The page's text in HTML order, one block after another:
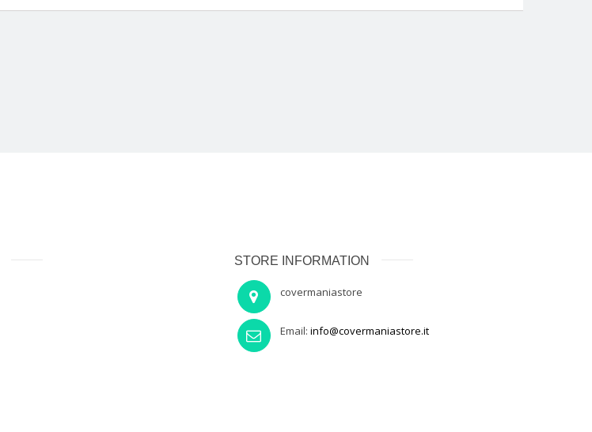
STORE INFORMATION
covermaniastore
Email: info@covermaniastore.it